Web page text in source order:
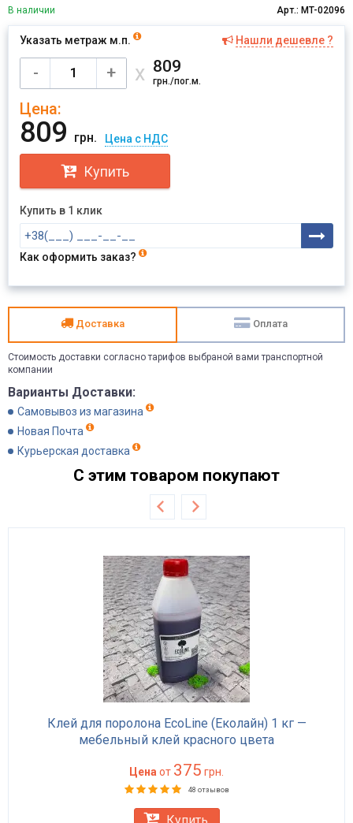
В наличии Арт.: MT-02096
Указать метраж м.п. Нашли дешевле ?
- + х 809
грн./пог.м.
Цена:
809 грн. Цена с НДС
Купить
Купить в 1 клик
Как оформить заказ?
Доставка Оплата
Стоимость доставки согласно тарифов выбраной вами транспортной
компании
Варианты Доставки:
Самовывоз из магазина
Новая Почта
Курьерская доставка
С этим товаром покупают
Клей для поролона EcoLine (Еколайн) 1 кг —
мебельный клей красного цвета
Цена от 375 грн.
48 отзывов
Купить